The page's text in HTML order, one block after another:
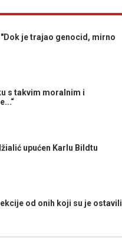
"Dok je trajao genocid, mirno
s takvim moralnim i
upućen Karlu Bildtu
lekcije od onih koji su je ostavili